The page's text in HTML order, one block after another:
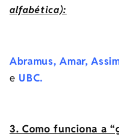
alfabética):
Abramus,Amar,
e UBC.
3. Como funciona a